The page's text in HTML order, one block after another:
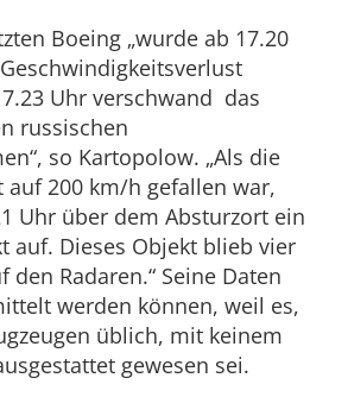
Boeing „wurde ab 17.20
Uhr verschwand das
russischen
so Kartopolow. „Als die
auf 200 km/h gefallen war,
Uhr über dem Absturzort ein
auf. Dieses Objekt blieb vier
den Radaren.“ Seine Daten
werden können, weil es,
üblich, mit keinem
gewesen sei.